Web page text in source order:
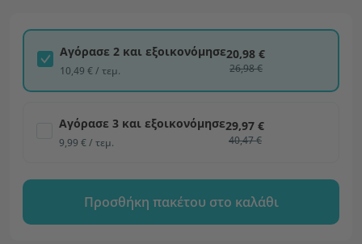
Αγόρασε 2 και εξοικονόμησε
10,49 € / τεμ.
20,98 €
26,98 €
Αγόρασε 3 και εξοικονόμησε
9,99 € / τεμ.
29,97 €
40,47 €
Προσθήκη πακέτου στο καλάθι